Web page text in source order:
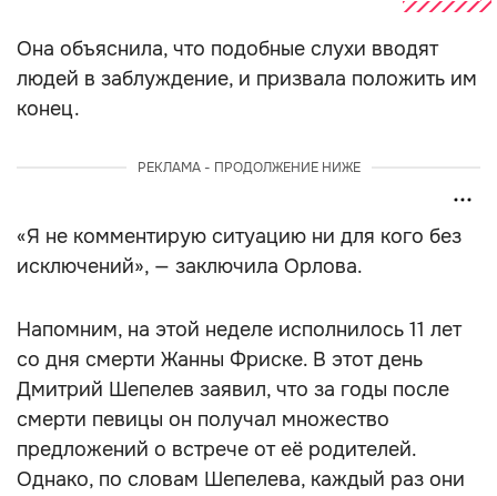
Она объяснила, что подобные слухи вводят
людей в заблуждение, и призвала положить им
конец.
РЕКЛАМА - ПРОДОЛЖЕНИЕ НИЖЕ
«Я не комментирую ситуацию ни для кого без
исключений», — заключила Орлова.
Напомним, на этой неделе исполнилось 11 лет
со дня смерти Жанны Фриске. В этот день
Дмитрий Шепелев заявил, что за годы после
смерти певицы он получал множество
предложений о встрече от её родителей.
Однако, по словам Шепелева, каждый раз они